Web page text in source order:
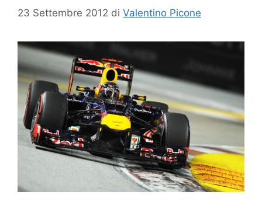
23 Settembre 2012 di Valentino Picone